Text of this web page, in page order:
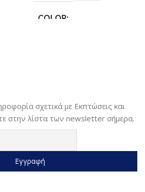
COLOR
σχετικά με Εκπτώσεις και
στην λίστα των newsletter σήμερα.